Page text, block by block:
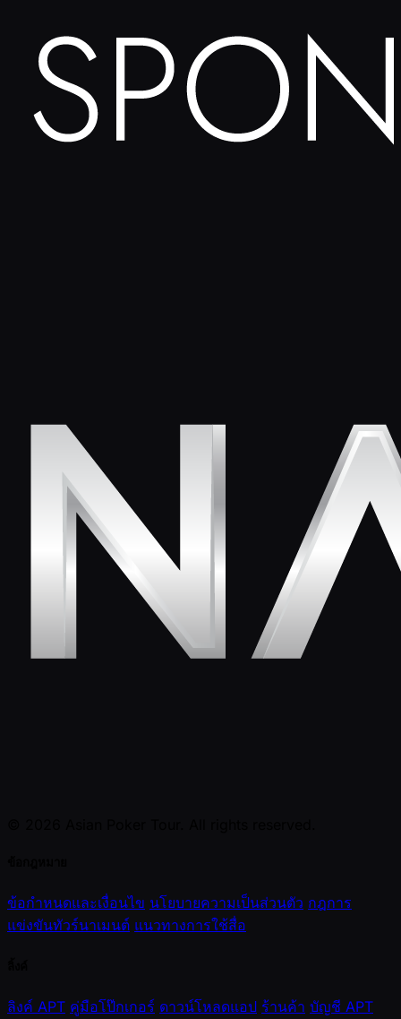
ข้อกำหนดและเงื่อนไข นโยบายความเป็นส่วนตัว กฎการ
แข่งขันทัวร์นาเมนต์ แนวทางการใช้สื่อ
ลิงค์ APT คู่มือโป๊กเกอร์ ดาวน์โหลดแอป ร้านค้า บัญชี APT